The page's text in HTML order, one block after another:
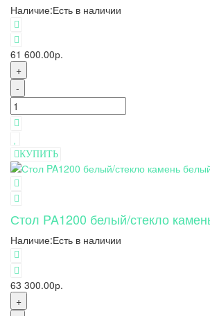
Наличие:Есть в наличии
61 600.00р.
+
-
КУПИТЬ
Стол PA1200 белый/стекло
Наличие:Есть в наличии
63 300.00р.
+